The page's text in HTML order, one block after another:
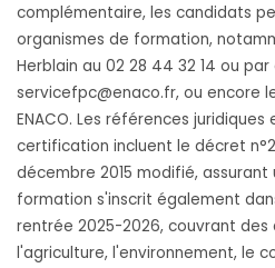
complémentaire, les candidats
organismes de formation,
Herblain au 02 28 44 32 14 ou
servicefpc@enaco.fr, ou encore
ENACO. Les références
certification incluent le décret
décembre 2015 modifié,
formation s'inscrit également
rentrée 2025-2026, couvrant des
l'agriculture, l'environnement, le